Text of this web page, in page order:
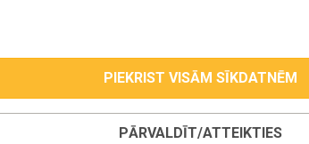
PIEKRIST VISĀM SĪKDATNĒM
PĀRVALDĪT/ATTEIKTIES